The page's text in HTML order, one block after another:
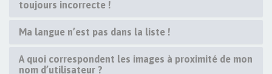
toujours incorrecte !
Ma langue n’est pas dans la liste !
A quoi correspondent les images à proximité de mon
nom d’utilisateur ?